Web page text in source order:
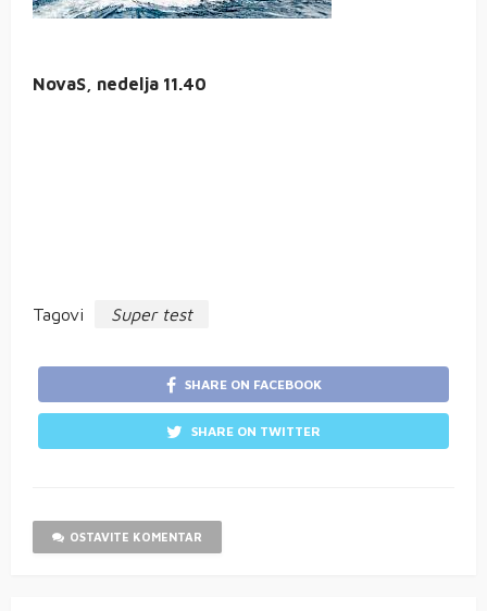
NovaS, nedelja 11.40
Tagovi Super test
SHARE ON FACEBOOK
SHARE ON TWITTER
OSTAVITE KOMENTAR